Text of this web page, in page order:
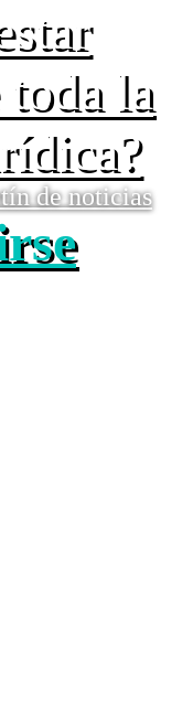
la
de noticias